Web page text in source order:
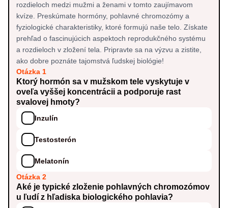
rozdieloch medzi mužmi a ženami v tomto zaujímavom
kvíze. Preskúmate hormóny, pohlavné chromozómy a
fyziologické charakteristiky, ktoré formujú naše telo. Získate
prehľad o fascinujúcich aspektoch reprodukčného systému
a rozdieloch v zložení tela. Pripravte sa na výzvu a zistite,
ako dobre poznáte tajomstvá ľudskej biológie!
Otázka 1
Ktorý hormón sa v mužskom tele vyskytuje v
oveľa vyššej koncentrácii a podporuje rast
svalovej hmoty?
Inzulín
Testosterón
Melatonín
Otázka 2
Aké je typické zloženie pohlavných chromozómov
u ľudí z hľadiska biologického pohlavia?